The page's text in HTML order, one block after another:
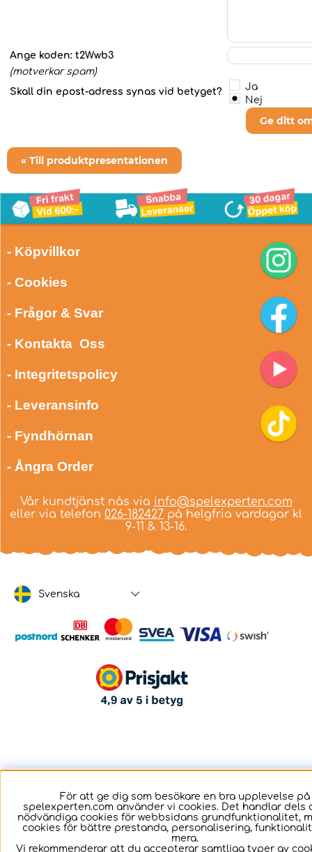
Ange koden: t2Wwb3
(motverkar spam)
Skall din epost-adress synas vid betyget?
Ja
Nej
Ge ditt
« Till produktpresentationen
- Köpvillkor
- Cookies
- Frågor & Svar
- Kontakta Oss
- Integritetspolicy
- Leveransinfo
- Fyndhörnan
- Ångra Order
Vår kundtjänst nås via info@spelexperten.com
eller via telefon 026-182427 på helgfria vardagar kl
9-11 & 13-16.
Svenska
För att ge dig som besökare en bra upplevelse på
spelexperten.com använder vi cookies. Det handlar dels
nödvändiga cookies för webbsidans grundfunktionalitet,
cookies för bättre prestanda, personalisering,
mera.
Vi rekommenderar att du accepterar samtliga typer av